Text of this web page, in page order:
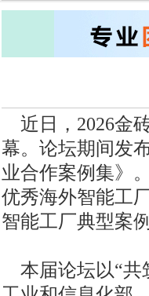
近日，2026金
幕。论坛期间发
业合作案例集》
优秀海外智能工
智能工厂典型案例
本届论坛以“共